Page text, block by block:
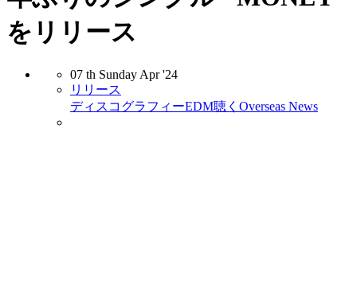
をリリース
07 th Sunday Apr '24
リリース
ディスコグラフィーEDM聴く Overseas News